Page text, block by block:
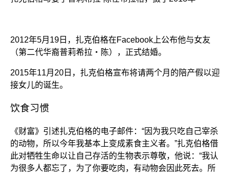
2012年5月19日，扎克伯格在Facebook上公布他与女友
（第二代华裔普莉希拉・陈），正式结婚。
2015年11月20日，扎克伯格宣布将请两个月的陪产假以迎
接女儿的诞生。
饮食习惯
《财富》引述扎克伯格的电子邮件：“因为我只吃自己宰杀
的动物，所以今年我基本上变成素食主义者。”扎克伯格借
此对牺牲生命以让自己存活的生物表示尊敬，他说：“我认
为很多人都忘了，为了你要吃肉，有动物会因此死去。所